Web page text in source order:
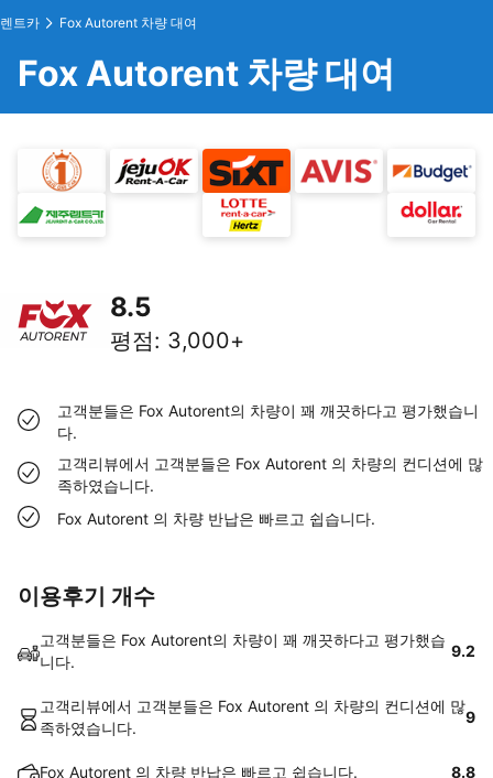
렌트카 Fox Autorent 차량 대여
Fox Autorent 차량 대여
8.5
평점: 3,000+
고객분들은 Fox Autorent의 차량이 꽤 깨끗하다고 평가했습니
다.
고객리뷰에서 고객분들은 Fox Autorent 의 차량의 컨디션에 많
족하였습니다.
Fox Autorent 의 차량 반납은 빠르고 쉽습니다.
이용후기 개수
고객분들은 Fox Autorent의 차량이 꽤 깨끗하다고 평가했습
니다.
9.2
고객리뷰에서 고객분들은 Fox Autorent 의 차량의 컨디션에 많
족하였습니다.
9
Fox Autorent 의 차량 반납은 빠르고 쉽습니다. 8.8